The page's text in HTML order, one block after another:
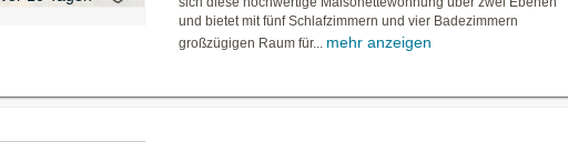
und bietet mit fünf Schlafzimmern und vier Badezimmern
großzügigen Raum für... mehr anzeigen